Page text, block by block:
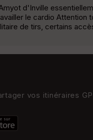
d'Inville
le cardio Attention
de tirs, certains
vos itinéraires